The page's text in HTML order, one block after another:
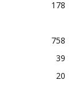
178
758
39
20